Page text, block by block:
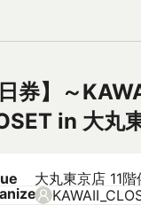
日券】～
in 大丸
大丸東京店 11